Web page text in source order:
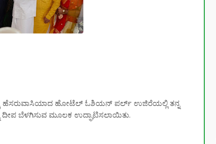
ಹೆಸರುವಾಸಿಯಾದ ಹೋಟೆಲ್ ಓಶಿಯನ್ ಪರ್ಲ್ ಉಜಿರೆಯಲ್ಲಿ ತನ್ನ
ದೀಪ ಬೆಳಗಿಸುವ ಮೂಲಕ ಉದ್ಘಾಟಿಸಲಾಯಿತು.